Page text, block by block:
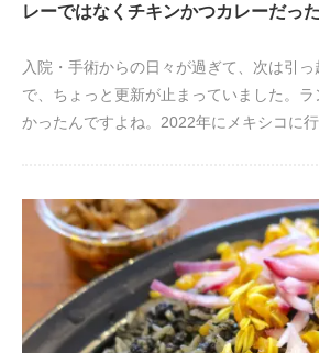
レーではなくチキンかつカレーだった
入院・手術からの日々が過ぎて、次は引
で、ちょっと更新が止まっていました。
かったんですよね。2022年にメキシコに